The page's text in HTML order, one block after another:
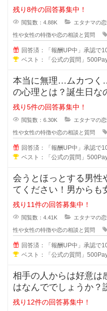
よね？行動や発言に問
残り8件の回答募集中！
閲覧数：4.88K エタナマの
性や女性の特徴や恋の相談と質問
回答済：「報酬UP中」承認で
ベスト：「公式の質問」
本当に無理…ムカつく
の心理とは？誕生日な
しくなってしまいます
残り5件の回答募集中！
閲覧数：6.30K エタナマの
性や女性の特徴や恋の相談と質問
回答済：「報酬UP中」承認で
ベスト：「公式の質問」
会うとほっとする男性
てください！男からも
かほっとする女の人や
残り11件の回答募集中！
閲覧数：4.41K エタナマの
性や女性の特徴や恋の相談と質問
回答済：「報酬UP中」承認で
ベスト：「公式の質問」
相手の人からは好意は
はなんででしょうか？
心理を教えてください
残り12件の回答募集中！